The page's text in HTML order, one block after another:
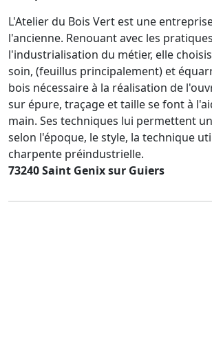
L'Atelier du Bois Vert est une
l'ancienne. Renouant avec les
l'industrialisation du métier, elle
soin, (feuillus principalement) et
bois nécessaire à la réalisation de
sur épure, traçage et taille se font à
main. Ses techniques lui permettent
selon l'époque, le style, la technique
charpente préindustrielle.
73240 Saint Genix sur Guiers